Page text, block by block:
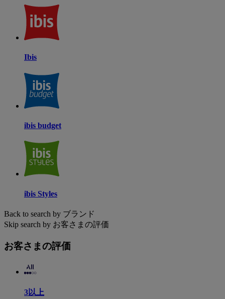
Ibis
ibis budget
ibis Styles
Back to search by ブランド
Skip search by お客さまの評価
お客さまの評価
3以上